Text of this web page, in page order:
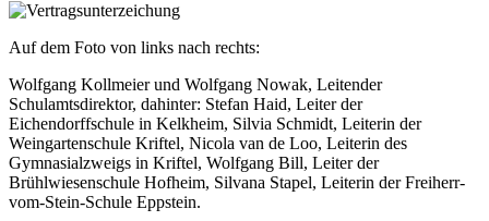
Auf dem Foto von links nach rechts:
Wolfgang Kollmeier und Wolfgang Nowak, Leitender
Schulamtsdirektor, dahinter: Stefan Haid, Leiter der
Eichendorffschule in Kelkheim, Silvia Schmidt, Leiterin der
Weingartenschule Kriftel, Nicola van de Loo, Leiterin des
Gymnasialzweigs in Kriftel, Wolfgang Bill, Leiter der
Brühlwiesenschule Hofheim, Silvana Stapel, Leiterin der Freiherr-
vom-Stein-Schule Eppstein.